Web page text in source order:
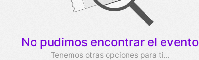
No pudimos encontrar el evento
Tenemos otras opciones para ti...